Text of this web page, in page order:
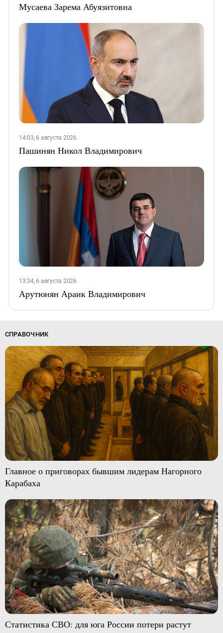
Мусаева Зарема Абуязитовна
14:03, 6 августа 2026
Пашинян Никол Владимирович
13:34, 6 августа 2026
Арутюнян Араик Владимирович
СПРАВОЧНИК
Главное о приговорах бывшим лидерам Нагорного
Карабаха
Статистика СВО: для юга России потери растут